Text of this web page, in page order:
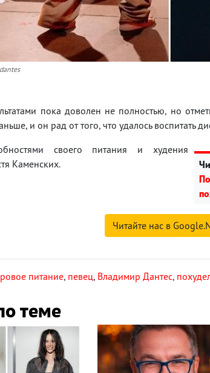
пока доволен не полностью, но
и он рад от того, что удалось воспитать
своего питания и худения
Каменских.
Читайте нас в
питание, певец, Владимир Дантес,
теме